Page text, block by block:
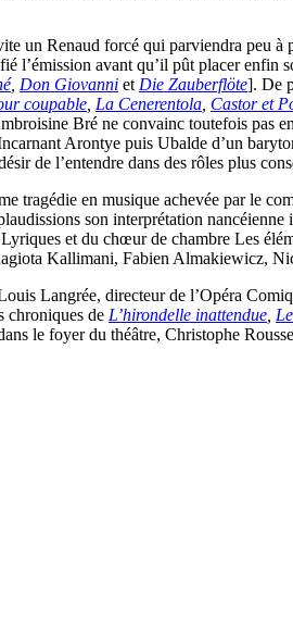
Renaud forcé qui parviendra peu à
l’émission avant qu’il pût placer enfin
, Don Giovanni et Die Zauberflöte]. De
coupable La Cenerentola Castor et
Bré ne convainc toutefois pas
Arontye puis Ubalde d’un
de l’entendre dans des rôles plus
en musique achevée par le
son interprétation nancéienne
et du chœur de chambre Les
Kallimani, Fabien Almakiewicz,
Langrée, directeur de l’Opéra
chroniques de L’hirondelle inattendue
le foyer du théâtre, Christophe